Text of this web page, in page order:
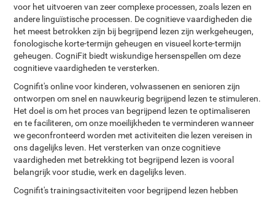
voor het uitvoeren van zeer complexe processen, zoals lezen en
andere linguïstische processen. De cognitieve vaardigheden die
het meest betrokken zijn bij begrijpend lezen zijn werkgeheugen,
fonologische korte-termijn geheugen en visueel korte-termijn
geheugen. CogniFit biedt wiskundige hersenspellen om deze
cognitieve vaardigheden te versterken.
Cognifit's online voor kinderen, volwassenen en senioren zijn
ontworpen om snel en nauwkeurig begrijpend lezen te stimuleren.
Het doel is om het proces van begrijpend lezen te optimaliseren
en te faciliteren, om onze moeilijkheden te verminderen wanneer
we geconfronteerd worden met activiteiten die lezen vereisen in
ons dagelijks leven. Het versterken van onze cognitieve
vaardigheden met betrekking tot begrijpend lezen is vooral
belangrijk voor studie, werk en dagelijks leven.
Cognifit's trainingsactiviteiten voor begrijpend lezen hebben